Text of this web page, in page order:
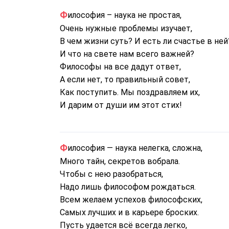
Философия – наука не простая,
Очень нужные проблемы изучает,
В чем жизни суть? И есть ли счастье в
И что на свете нам всего важней?
Философы на все дадут ответ,
А если нет, то правильный совет,
Как поступить. Мы поздравляем их,
И дарим от души им этот стих!
Философия — наука нелегка, сложна,
Много тайн, секретов вобрала.
Чтобы с нею разобраться,
Надо лишь философом рождаться.
Всем желаем успехов философских,
Самых лучших и в карьере броских.
Пусть удается всё всегда легко,